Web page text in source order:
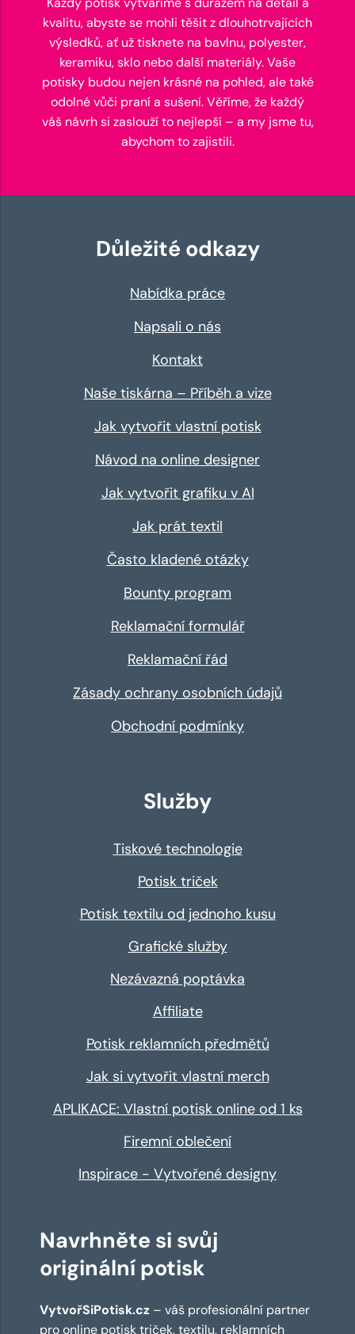
kvalitu, abyste se mohli těšit z dlouhotrvajících
výsledků, ať už tisknete na bavlnu, polyester,
keramiku, sklo nebo další materiály. Vaše
potisky budou nejen krásné na pohled, ale také
odolné vůči praní a sušení. Věříme, že každý
váš návrh si zaslouží to nejlepší – a my jsme tu,
abychom to zajistili.
Důležité odkazy
Nabídka práce
Napsali o nás
Kontakt
Naše tiskárna – Příběh a vize
Jak vytvořit vlastní potisk
Návod na online designer
Jak vytvořit grafiku v AI
Jak prát textil
Často kladené otázky
Bounty program
Reklamační formulář
Reklamační řád
Zásady ochrany osobních údajů
Obchodní podmínky
Služby
Tiskové technologie
Potisk triček
Potisk textilu od jednoho kusu
Grafické služby
Nezávazná poptávka
Affiliate
Potisk reklamních předmětů
Jak si vytvořit vlastní merch
APLIKACE: Vlastní potisk online od 1 ks
Firemní oblečení
Inspirace - Vytvořené designy
Navrhněte si svůj
originální potisk
VytvořSiPotisk.cz – váš profesionální partner
pro online potisk triček,textilu, reklamních